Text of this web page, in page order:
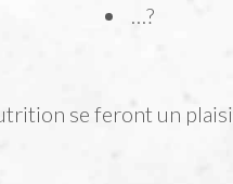
…?
se feront un